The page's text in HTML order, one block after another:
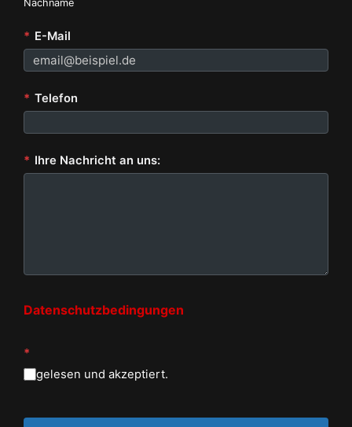
Nachname
* E-Mail
* Telefon
* Ihre Nachricht an uns:
Datenschutzbedingungen
*
gelesen und akzeptiert.